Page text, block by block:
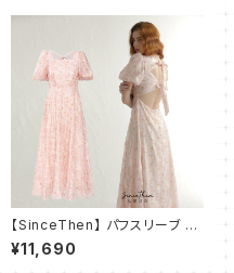
【SinceThen】 パフスリーブ キ
ュート エンパイアワンピース
¥11,690